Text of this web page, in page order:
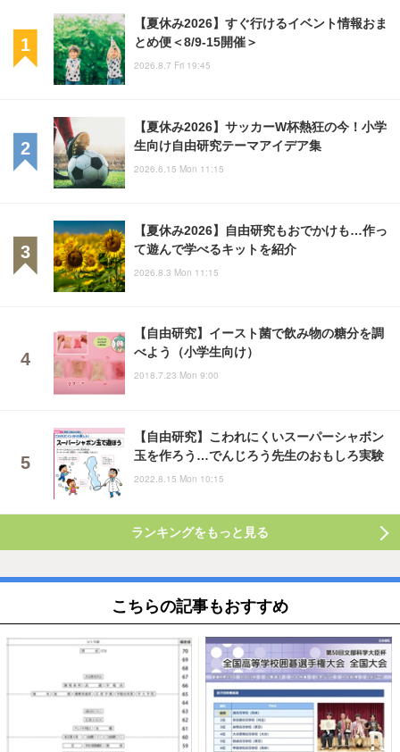
【夏休み2026】すぐ行けるイベント情報おま
とめ便＜8/9-15開催＞
2026.8.7 Fri 19:45
【夏休み2026】サッカーW杯熱狂の今！小学
生向け自由研究テーマアイデア集
2026.6.15 Mon 11:15
【夏休み2026】自由研究もおでかけも…作っ
て遊んで学べるキットを紹介
2026.8.3 Mon 11:15
【自由研究】イースト菌で飲み物の糖分を調
べよう（小学生向け）
2018.7.23 Mon 9:00
【自由研究】こわれにくいスーパーシャボン
玉を作ろう…でんじろう先生のおもしろ実験
2022.8.15 Mon 10:15
ランキングをもっと見る
こちらの記事もおすすめ